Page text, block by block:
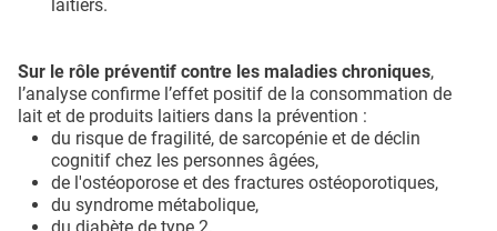
laitiers.
Sur le rôle préventif contre les maladies chroniques,
l’analyse confirme l’effet positif de la consommation de
lait et de produits laitiers dans la prévention :
du risque de fragilité, de sarcopénie et de déclin
cognitif chez les personnes âgées,
de l'ostéoporose et des fractures ostéoporotiques,
du syndrome métabolique,